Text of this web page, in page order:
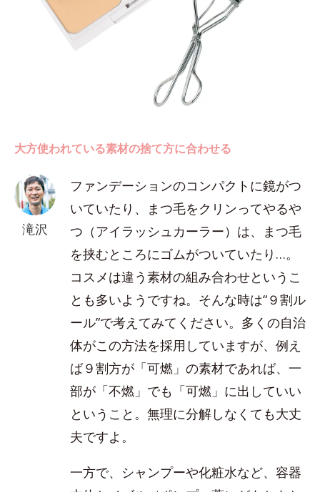
大方使われている素材の捨て方に合わせる
滝沢
ファンデーションのコンパクトに鏡がつ
いていたり、まつ毛をクリンってやるや
つ（アイラッシュカーラー）は、まつ毛
を挟むところにゴムがついていたり…。
コスメは違う素材の組み合わせというこ
とも多いようですね。そんな時は“９割ル
ール”で考えてみてください。多くの自治
体がこの方法を採用していますが、例え
ば９割方が「可燃」の素材であれば、一
部が「不燃」でも「可燃」に出していい
ということ。無理に分解しなくても大丈
夫ですよ。
一方で、シャンプーや化粧水など、容器